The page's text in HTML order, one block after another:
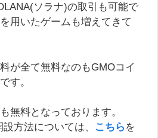
ソラナ)の取引も可能で
用いたゲームも増えてきて
が全て無料なのもGMOコイ
す。
無料となっております。
方法については、
こちら を